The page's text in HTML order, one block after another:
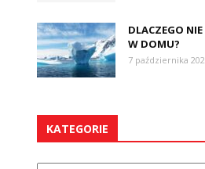
DLACZEGO
W DOMU?
7 października
KATEGORIE
Kategorie